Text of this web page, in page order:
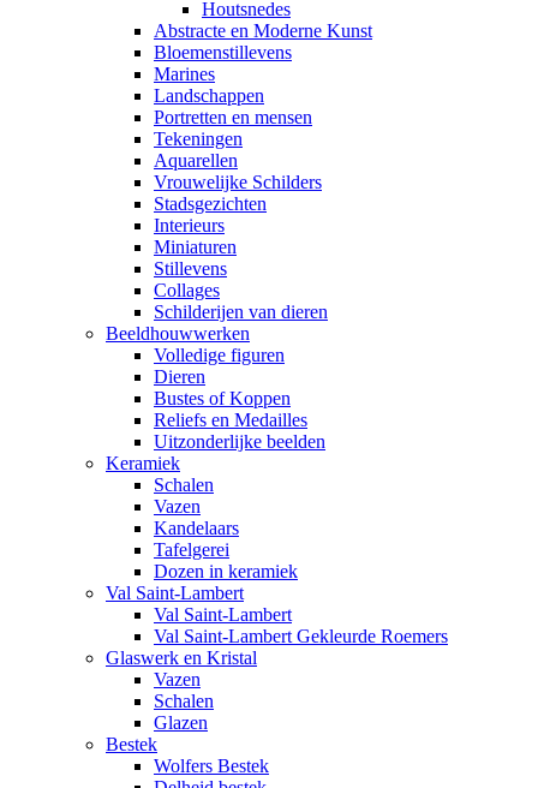
Houtsnedes
Abstracte en Moderne Kunst
Bloemenstillevens
Marines
Landschappen
Portretten en mensen
Tekeningen
Aquarellen
Vrouwelijke Schilders
Stadsgezichten
Interieurs
Miniaturen
Stillevens
Collages
Schilderijen van dieren
Beeldhouwwerken
Volledige figuren
Dieren
Bustes of Koppen
Reliefs en Medailles
Uitzonderlijke beelden
Keramiek
Schalen
Vazen
Kandelaars
Tafelgerei
Dozen in keramiek
Val Saint-Lambert
Val Saint-Lambert
Val Saint-Lambert Gekleurde Roemers
Glaswerk en Kristal
Vazen
Schalen
Glazen
Bestek
Wolfers Bestek